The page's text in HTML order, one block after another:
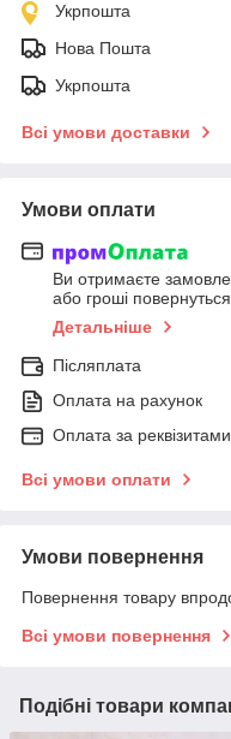
Укрпошта
Нова Пошта
Укрпошта
Всі умови доставки
Умови оплати
Ви отримаєте
або гроші
Детальніше
Післяплата
Оплата на рахунок
Оплата за реквізитами
Всі умови оплати
Умови повернення
Повернення товару
Всі умови повернення
Подібні товари